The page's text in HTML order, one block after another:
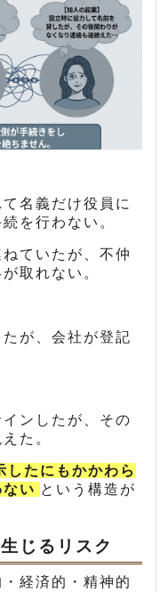
名義だけ役員に
を行わない。
ていたが、不仲
取れない。
が、会社が登記
ンしたが、その
た。
したにもかかわら
い という構造が
じるリスク
経済的・精神的